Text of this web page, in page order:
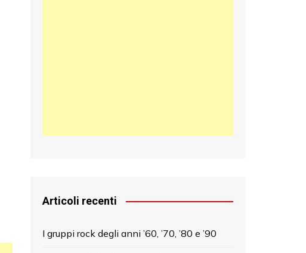
Articoli recenti
I gruppi rock degli anni ’60, ’70, ’80 e ’90